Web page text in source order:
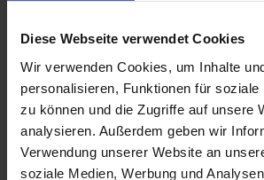
Diese Webseite verwendet Cookies
Wir verwenden Cookies, um Inhalte
personalisieren, Funktionen für soziale
zu können und die Zugriffe auf unsere
analysieren. Außerdem geben wir
Verwendung unserer Website an
soziale Medien, Werbung und
Nur wenige Menschen in Deutschland
Dramatischer ist es, dass sehr viele
einmal wissen was das ist bzw. das
schnell zum Lebensretter werden kann.
In einem möglichen Notfall bietet er